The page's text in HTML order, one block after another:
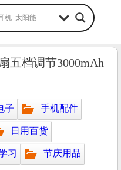
五档调节3000mAh
子 手机配件
日用百货
习 节庆用品